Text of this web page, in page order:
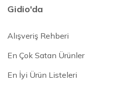
Gidio'da
Alışveriş Rehberi
En Çok Satan Ürünler
En İyi Ürün Listeleri